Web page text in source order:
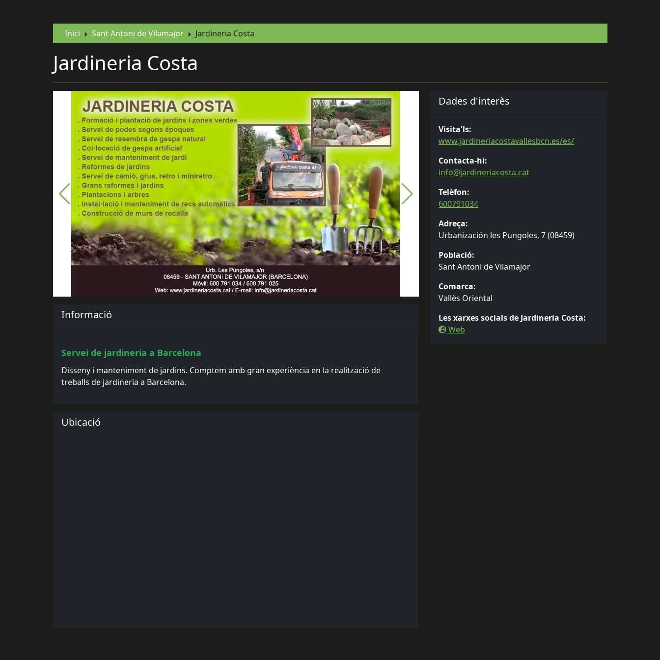
Inici Sant Antoni de Vilamajor Jardineria Costa
Jardineria Costa
Informació
Servei de jardineria a Barcelona
Disseny i manteniment de jardins. Comptem amb gran experiència en la realització de
treballs de jardineria a Barcelona.
Ubicació
Dades d'interès
Visita'ls:
www.jardineriacostavallesbcn.es/es/
Contacta-hi:
info@jardineriacosta.cat
Telèfon:
600791034
Adreça:
Urbanización les Pungoles, 7 (08459)
Població:
Sant Antoni de Vilamajor
Comarca:
Vallès Oriental
Les xarxes socials de Jardineria Costa:
Web